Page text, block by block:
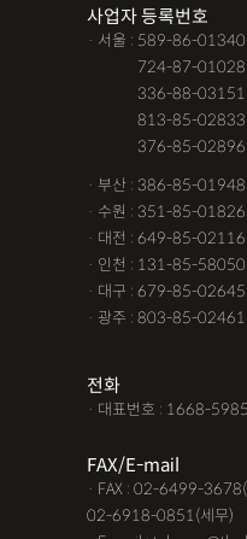
사업자 등록번호
· 서울 : 589-86-
724-87-
336-88-
813-85-
376-85-
· 부산 : 386-85-
· 수원 : 351-85-
· 대전 : 649-85-
· 인천 : 131-85-
· 대구 : 679-85-
· 광주 : 803-85-
전화
· 대표번호 : 1668-5985
FAX/E-mail
· FAX : 02-6499-
02-6918-0851(세무)